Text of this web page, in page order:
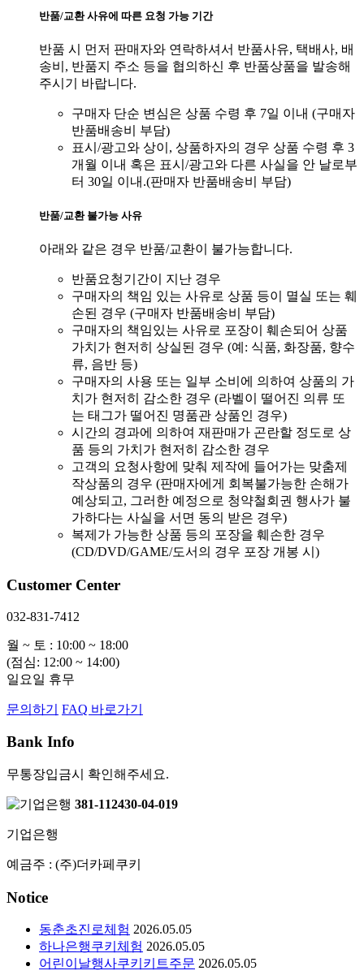
반품/교환 사유에 따른 요청 가능 기간
반품 시 먼저 판매자와 연락하셔서 반품사유, 택배사, 배
송비, 반품지 주소 등을 협의하신 후 반품상품을 발송해
주시기 바랍니다.
구매자 단순 변심은 상품 수령 후 7일 이내 (구매자
반품배송비 부담)
표시/광고와 상이, 상품하자의 경우 상품 수령 후 3
개월 이내 혹은 표시/광고와 다른 사실을 안 날로부
터 30일 이내.(판매자 반품배송비 부담)
반품/교환 불가능 사유
아래와 같은 경우 반품/교환이 불가능합니다.
반품요청기간이 지난 경우
구매자의 책임 있는 사유로 상품 등이 멸실 또는 훼
손된 경우 (구매자 반품배송비 부담)
구매자의 책임있는 사유로 포장이 훼손되어 상품
가치가 현저히 상실된 경우 (예: 식품, 화장품, 향수
류, 음반 등)
구매자의 사용 또는 일부 소비에 의하여 상품의 가
치가 현저히 감소한 경우 (라벨이 떨어진 의류 또
는 태그가 떨어진 명품관 상품인 경우)
시간의 경과에 의하여 재판매가 곤란할 정도로 상
품 등의 가치가 현저히 감소한 경우
고객의 요청사항에 맞춰 제작에 들어가는 맞춤제
작상품의 경우 (판매자에게 회복불가능한 손해가
예상되고, 그러한 예정으로 청약철회권 행사가 불
가하다는 사실을 서면 동의 받은 경우)
복제가 가능한 상품 등의 포장을 훼손한 경우
(CD/DVD/GAME/도서의 경우 포장 개봉 시)
Customer Center
032-831-7412
월 ~ 토 : 10:00 ~ 18:00
(점심: 12:00 ~ 14:00)
일요일 휴무
문의하기 FAQ 바로가기
Bank Info
무통장입금시 확인해주세요.
381-112430-04-019
기업은행
예금주 : (주)더카페쿠키
Notice
동춘초진로체험 2026.05.05
하나은행쿠키체험 2026.05.05
어린이날행사쿠키키트주문 2026.05.05